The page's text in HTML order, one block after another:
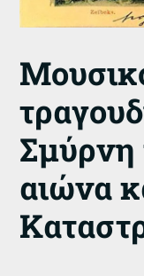
Σμύρνη
αιώνα